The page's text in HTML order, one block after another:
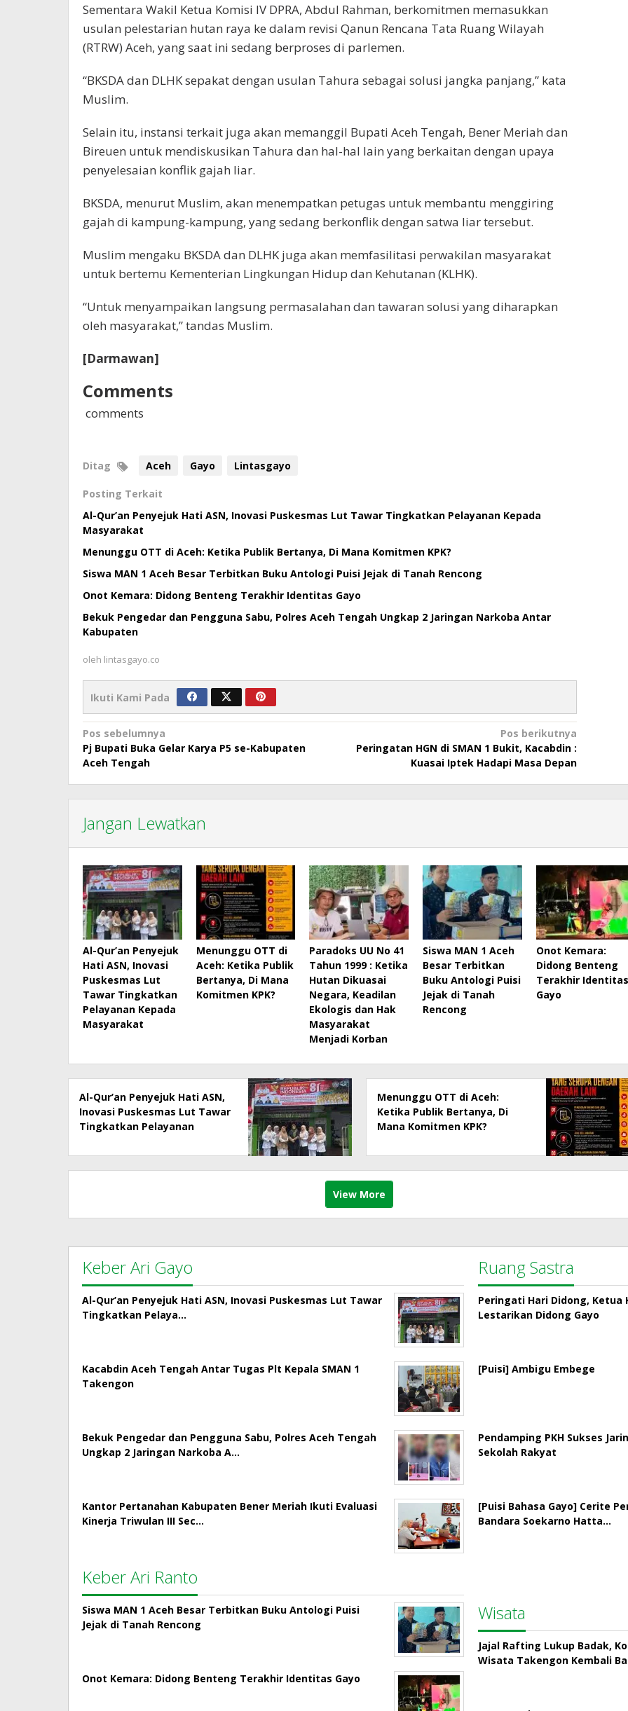
Sementara Wakil Ketua Komisi IV DPRA, Abdul Rahman, berkomitmen memasukkan
usulan pelestarian hutan raya ke dalam revisi Qanun Rencana Tata Ruang Wilayah
(RTRW) Aceh, yang saat ini sedang berproses di parlemen.
“BKSDA dan DLHK sepakat dengan usulan Tahura sebagai solusi jangka panjang,” kata
Muslim.
Selain itu, instansi terkait juga akan memanggil Bupati Aceh Tengah, Bener Meriah dan
Bireuen untuk mendiskusikan Tahura dan hal-hal lain yang berkaitan dengan upaya
penyelesaian konflik gajah liar.
BKSDA, menurut Muslim, akan menempatkan petugas untuk membantu menggiring
gajah di kampung-kampung, yang sedang berkonflik dengan satwa liar tersebut.
Muslim mengaku BKSDA dan DLHK juga akan memfasilitasi perwakilan masyarakat
untuk bertemu Kementerian Lingkungan Hidup dan Kehutanan (KLHK).
“Untuk menyampaikan langsung permasalahan dan tawaran solusi yang diharapkan
oleh masyarakat,” tandas Muslim.
[Darmawan]
Comments
comments
Ditag Aceh Gayo Lintasgayo
Posting Terkait
Al-Qur’an Penyejuk Hati ASN, Inovasi Puskesmas Lut Tawar Tingkatkan Pelayanan Kepada
Masyarakat
Menunggu OTT di Aceh: Ketika Publik Bertanya, Di Mana Komitmen KPK?
Siswa MAN 1 Aceh Besar Terbitkan Buku Antologi Puisi Jejak di Tanah Rencong
Onot Kemara: Didong Benteng Terakhir Identitas Gayo
Bekuk Pengedar dan Pengguna Sabu, Polres Aceh Tengah Ungkap 2 Jaringan Narkoba Antar
Kabupaten
oleh lintasgayo.co
Ikuti Kami Pada
Navigasi
pos
Pos sebelumnya
Pj Bupati Buka Gelar Karya P5 se-Kabupaten
Aceh Tengah
Pos berikutnya
Peringatan HGN di SMAN 1 Bukit, Kacabdin :
Kuasai Iptek Hadapi Masa Depan
Jangan Lewatkan
Al-Qur’an Penyejuk
Hati ASN, Inovasi
Puskesmas Lut
Tawar Tingkatkan
Pelayanan Kepada
Masyarakat
Menunggu OTT di
Aceh: Ketika Publik
Bertanya, Di Mana
Komitmen KPK?
Paradoks UU No 41
Tahun 1999 : Ketika
Hutan Dikuasai
Negara, Keadilan
Ekologis dan Hak
Masyarakat
Menjadi Korban
Siswa MAN 1 Aceh
Besar Terbitkan
Buku Antologi Puisi
Jejak di Tanah
Rencong
Onot Kemara:
Didong Benteng
Terakhir Identitas
Gayo
Al-Qur’an Penyejuk Hati ASN,
Inovasi Puskesmas Lut Tawar
Tingkatkan Pelayanan
Menunggu OTT di Aceh:
Ketika Publik Bertanya, Di
Mana Komitmen KPK?
View More
Keber Ari Gayo
Al-Qur’an Penyejuk Hati ASN, Inovasi Puskesmas Lut Tawar
Tingkatkan Pelaya…
Kacabdin Aceh Tengah Antar Tugas Plt Kepala SMAN 1
Takengon
Bekuk Pengedar dan Pengguna Sabu, Polres Aceh Tengah
Ungkap 2 Jaringan Narkoba A…
Kantor Pertanahan Kabupaten Bener Meriah Ikuti Evaluasi
Kinerja Triwulan III Sec…
Keber Ari Ranto
Siswa MAN 1 Aceh Besar Terbitkan Buku Antologi Puisi
Jejak di Tanah Rencong
Onot Kemara: Didong Benteng Terakhir Identitas Gayo
Ruang Sastra
Peringati Hari Didong, Ketua
Lestarikan Didong Gayo
[Puisi] Ambigu Embege
Pendamping PKH Sukses
Sekolah Rakyat
[Puisi Bahasa Gayo] Cerite
Bandara Soekarno Hatta…
Wisata
Jajal Rafting Lukup Badak,
Wisata Takengon Kembali